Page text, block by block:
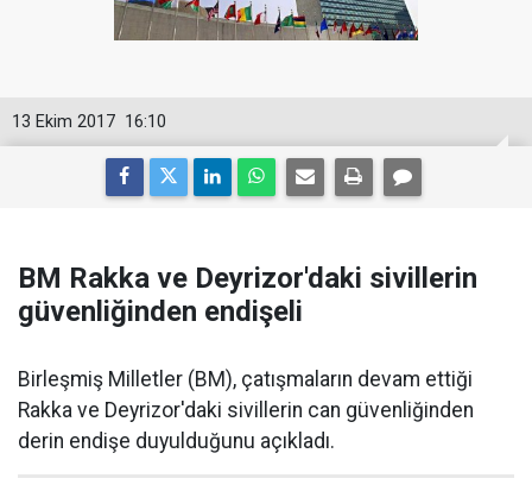
16:10
13 Ekim 2017
BM Rakka ve Deyrizor'daki sivillerin
güvenliğinden endişeli
Birleşmiş Milletler (BM), çatışmaların devam ettiği
Rakka ve Deyrizor'daki sivillerin can güvenliğinden
derin endişe duyulduğunu açıkladı.